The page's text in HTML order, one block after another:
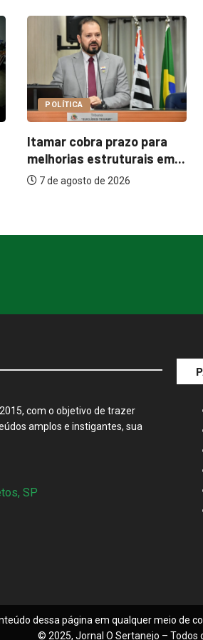
POLÍTICA
Paçoca questiona
Prefeitura sobre
internações e rede...
com o objetivo de trazer
amplos e instigantes, sua
SP
dessa página em qualquer meio de
© 2025, Jornal O Sertanejo – Todos